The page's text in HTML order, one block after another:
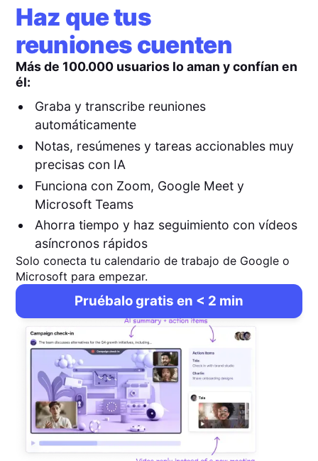
Haz que tus
reuniones cuenten
Más de 100.000 usuarios lo aman y confían en
él:
Graba y transcribe reuniones
automáticamente
Notas, resúmenes y tareas accionables muy
precisas con IA
Funciona con Zoom, Google Meet y
Microsoft Teams
Ahorra tiempo y haz seguimiento con vídeos
asíncronos rápidos
Solo conecta tu calendario de trabajo de Google o
Microsoft para empezar.
Pruébalo gratis en < 2 min